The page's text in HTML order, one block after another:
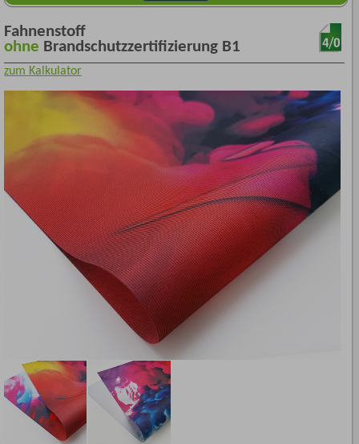
Fahnenstoff
ohne Brandschutzzertifizierung B1
zum Kalkulator